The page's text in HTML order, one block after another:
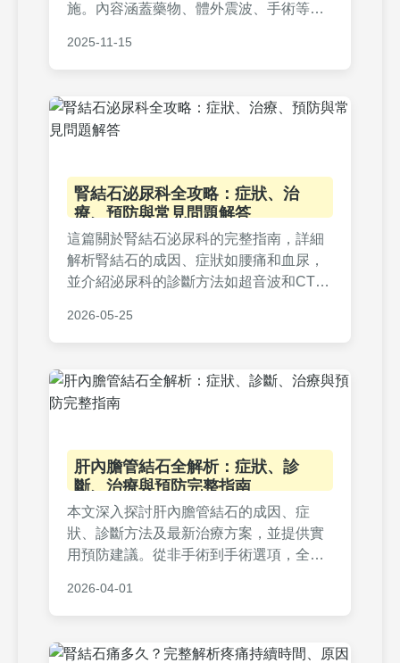
施。內容涵蓋藥物、體外震波、手術等比
助您從發作到康復全面掌握資訊。
2025-11-15
腎結石泌尿科全攻略：症狀、治
療、預防與常見問題解答
這篇關於腎結石泌尿科的完整指南，詳細
解析腎結石的成因、症狀如腰痛和血尿，
並介紹泌尿科的診斷方法如超音波和CT掃
鏡手術等選項比較，以及實用預防技巧。
文章基於醫療知識和個人經驗，幫助你全
診斷到康復的所有疑問。
2026-05-25
肝內膽管結石全解析：症狀、診
斷、治療與預防完整指南
本文深入探討肝內膽管結石的成因、症
狀、診斷方法及最新治療方案，並提供實
用預防建議。從非手術到手術選項，全面
解風險、早期發現並有效管理，減少併發
症發生。
2026-04-01